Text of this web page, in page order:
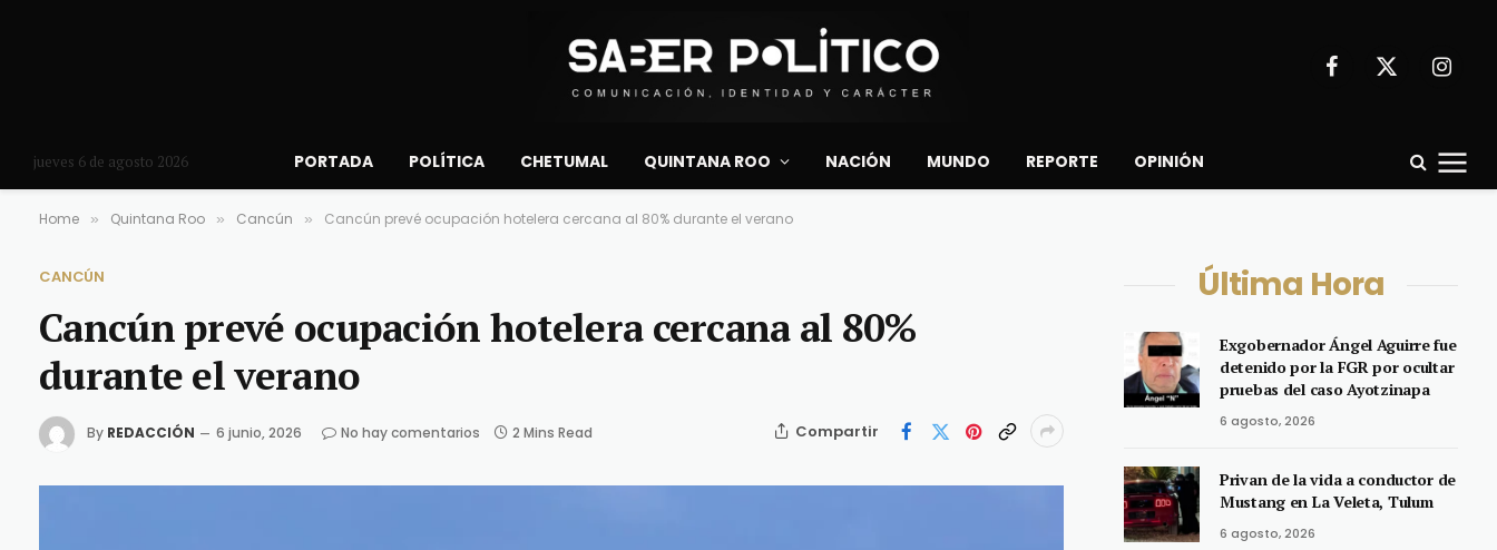
Facebook
X
jueves 6 de agosto 2026 PORTADA POLÍTICA CHETUMAL QUINTANA ROO NACIÓN MUNDO REPORTE OPINIÓN
Home » Quintana Roo » Cancún » Cancún prevé ocupación hotelera cercana al 80% durante el verano
CANCÚN
Cancún prevé ocupación hotelera cercana al 80%
durante el verano
By REDACCIÓN 6 junio, 2026 No hay comentarios 2 Mins Read Compartir
Última Hora
Exgobernador Ángel Aguirre fue
detenido por la FGR por ocultar
pruebas del caso Ayotzinapa
6 agosto, 2026
Privan de la vida a conductor de
Mustang en La Veleta, Tulum
6 agosto, 2026